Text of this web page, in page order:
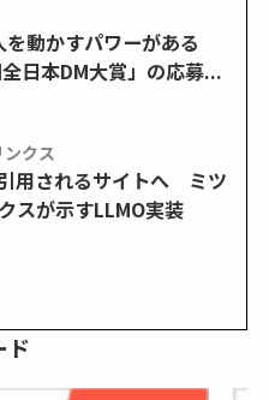
を動かすパワーがある
全日本DM大賞」の応募...
ンクス
用されるサイトへ ミツ
スが示すLLMO実装
ド